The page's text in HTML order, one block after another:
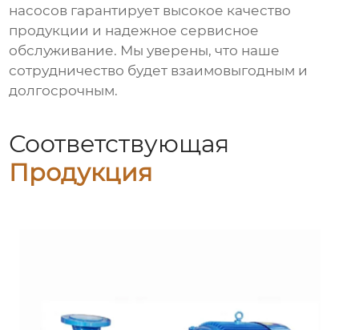
насосов гарантирует высокое качество
продукции и надежное сервисное
обслуживание. Мы уверены, что наше
сотрудничество будет взаимовыгодным и
долгосрочным.
Соответствующая
Продукция